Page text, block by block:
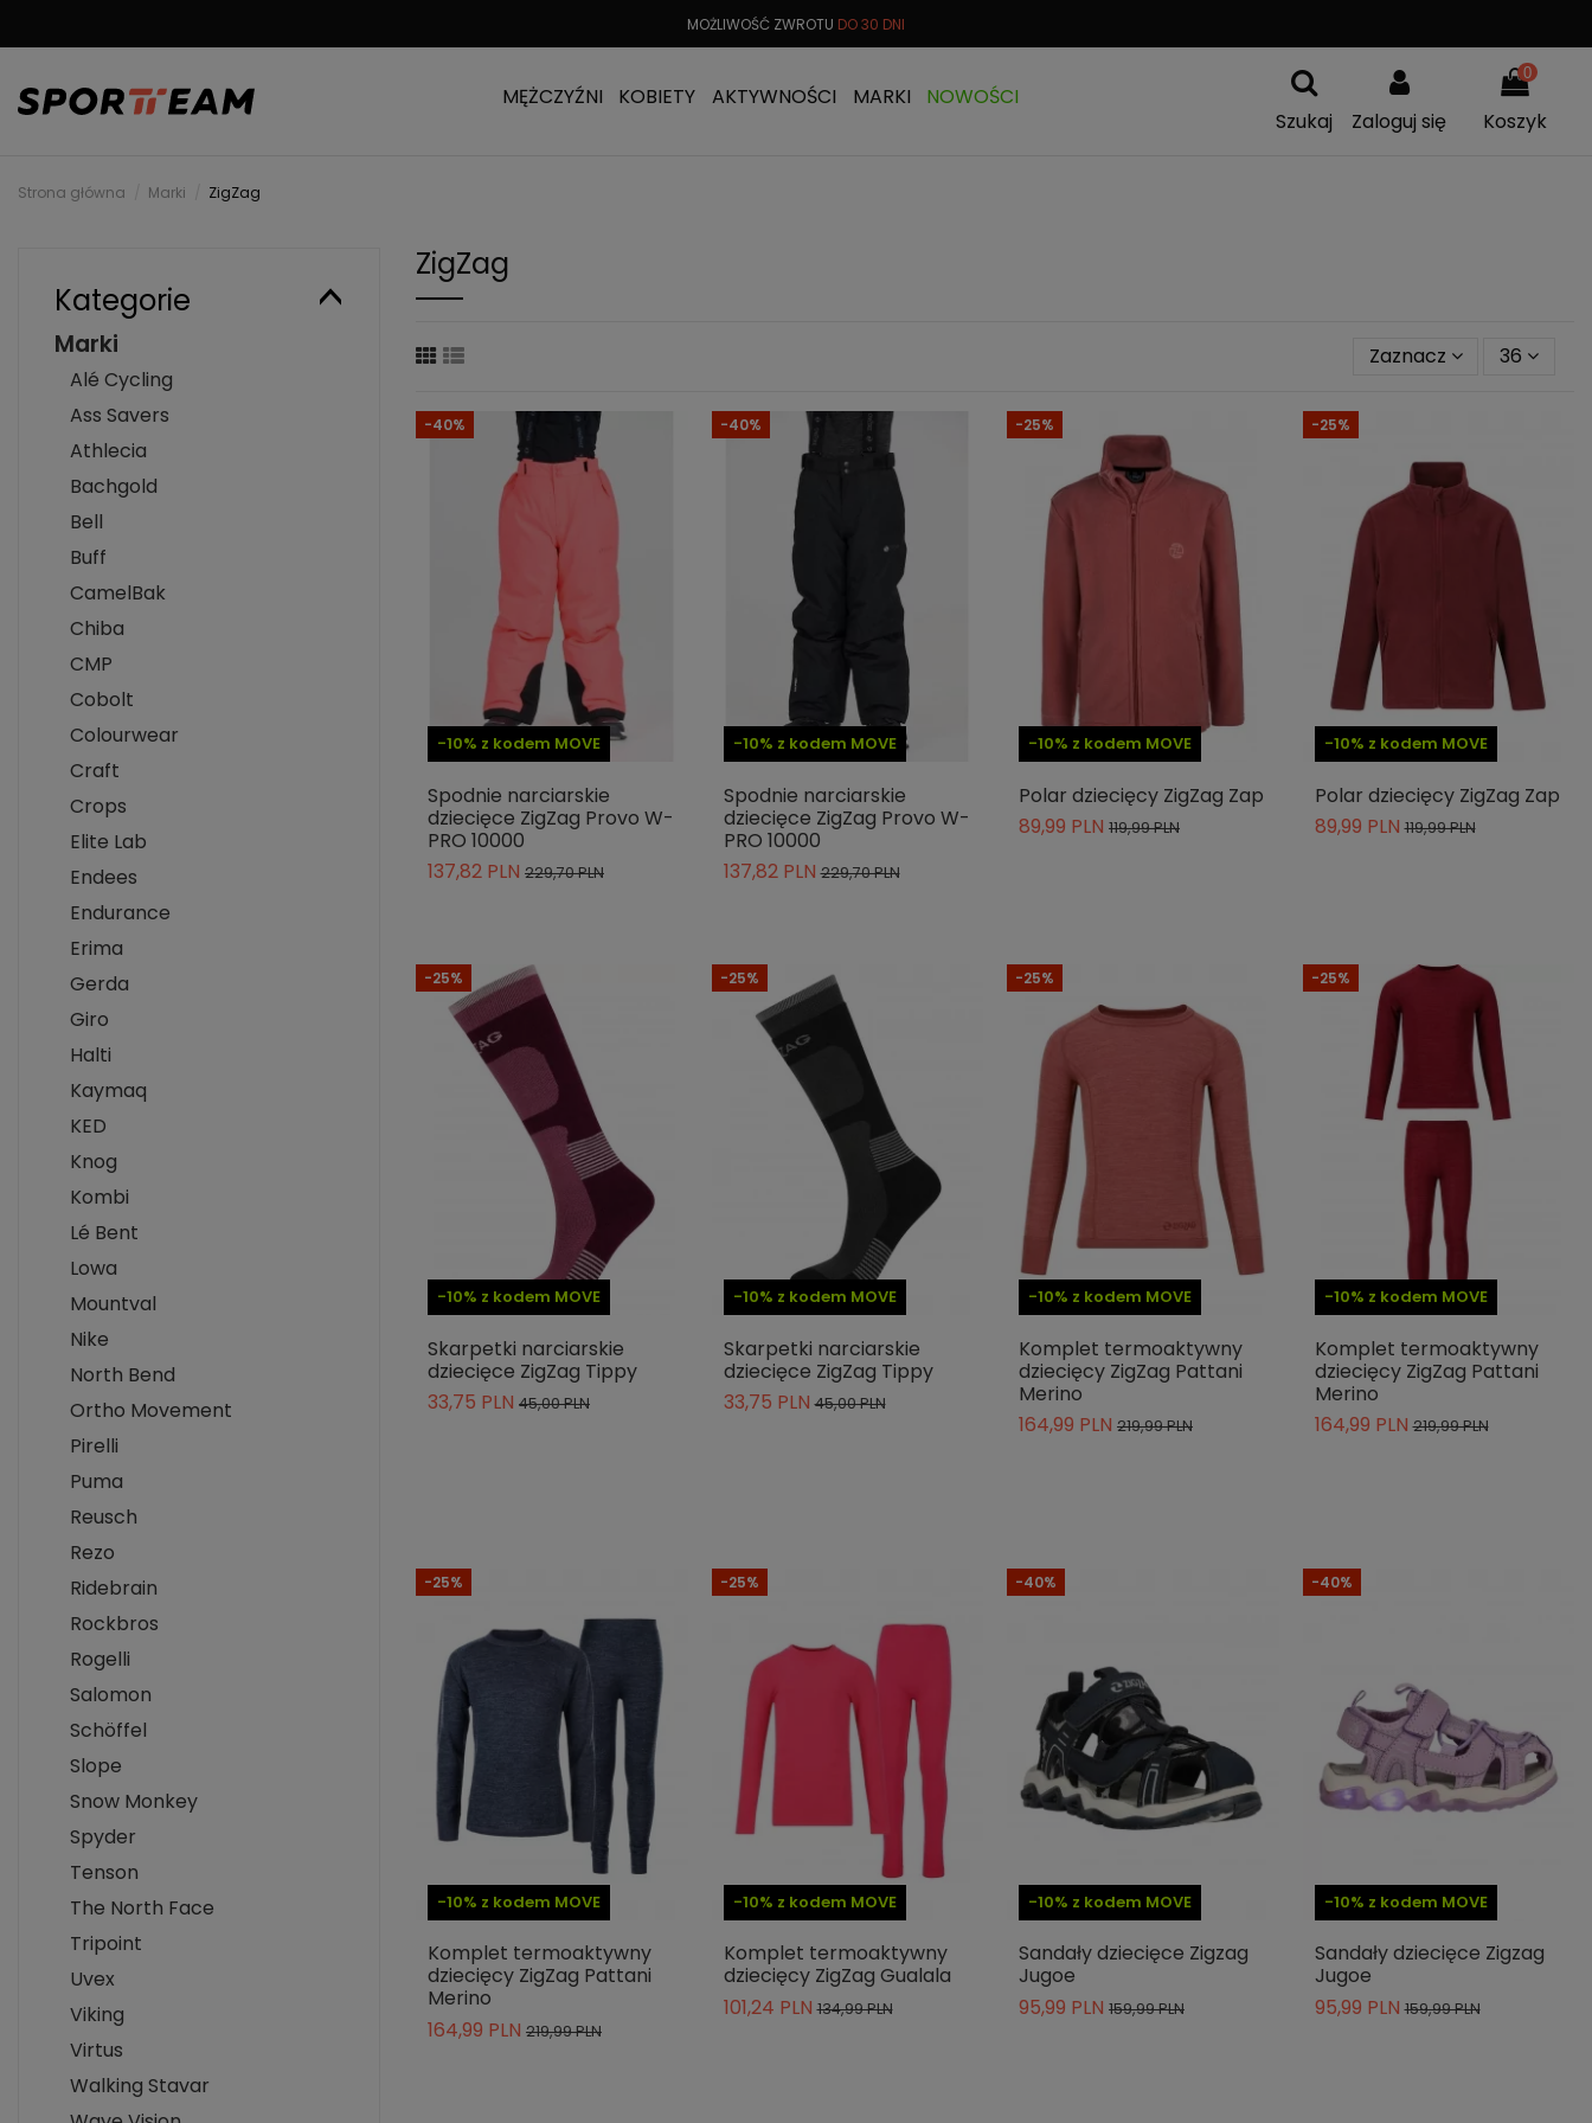
DARMOWAWYMIANA TOWARU
MĘŻCZYŹNI KOBIETY AKTYWNOŚCI MARKI
NOWOŚCI
Szukaj
Zaloguj się
0
Koszyk
Strona główna Marki ZigZag
ZigZag
Zaznacz 36
-10% z kodem MOVE
-40%
Spodnie narciarskie
dziecięce ZigZag Provo W-
PRO 10000
137,82 PLN 229,70 PLN
-10% z kodem MOVE
-40%
Spodnie narciarskie
dziecięce ZigZag Provo W-
PRO 10000
137,82 PLN 229,70 PLN
-10% z kodem MOVE
-25%
Polar dziecięcy ZigZag Zap
89,99 PLN 119,99 PLN
-10% z kodem MOVE
-25%
Polar dziecięcy ZigZag Zap
89,99 PLN 119,99 PLN
-10% z kodem MOVE
-25%
Skarpetki narciarskie
dziecięce ZigZag Tippy
33,75 PLN 45,00 PLN
-10% z kodem MOVE
-25%
Skarpetki narciarskie
dziecięce ZigZag Tippy
33,75 PLN 45,00 PLN
-10% z kodem MOVE
-25%
Komplet termoaktywny
dziecięcy ZigZag Pattani
Merino
164,99 PLN 219,99 PLN
-10% z kodem MOVE
-25%
Komplet termoaktywny
dziecięcy ZigZag Pattani
Merino
164,99 PLN 219,99 PLN
-10% z kodem MOVE
-25%
Komplet termoaktywny
dziecięcy ZigZag Pattani
Merino
164,99 PLN 219,99 PLN
-10% z kodem MOVE
-25%
Komplet termoaktywny
dziecięcy ZigZag Gualala
101,24 PLN 134,99 PLN
-10% z kodem MOVE
-40%
Sandały dziecięce Zigzag
Jugoe
95,99 PLN 159,99 PLN
-10% z kodem MOVE
-40%
Sandały dziecięce Zigzag
Jugoe
95,99 PLN 159,99 PLN
Kategorie
Marki
Alé Cycling
Ass Savers
Athlecia
Bachgold
Bell
Buff
CamelBak
Chiba
CMP
Cobolt
Colourwear
Craft
Crops
Elite Lab
Endees
Endurance
Erima
Gerda
Giro
Halti
Kaymaq
KED
Knog
Kombi
Lé Bent
Lowa
Mountval
Nike
North Bend
Ortho Movement
Pirelli
Puma
Reusch
Rezo
Ridebrain
Rockbros
Rogelli
Salomon
Schöffel
Slope
Snow Monkey
Spyder
Tenson
The North Face
Tripoint
Uvex
Viking
Virtus
Walking Stavar